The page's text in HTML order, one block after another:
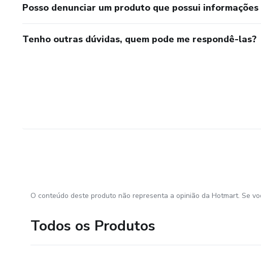
Posso denunciar um produto que possui
Tenho outras dúvidas, quem pode me respondê-las?
O conteúdo deste produto não representa a opinião da Hotmart. Se
Todos os Produtos